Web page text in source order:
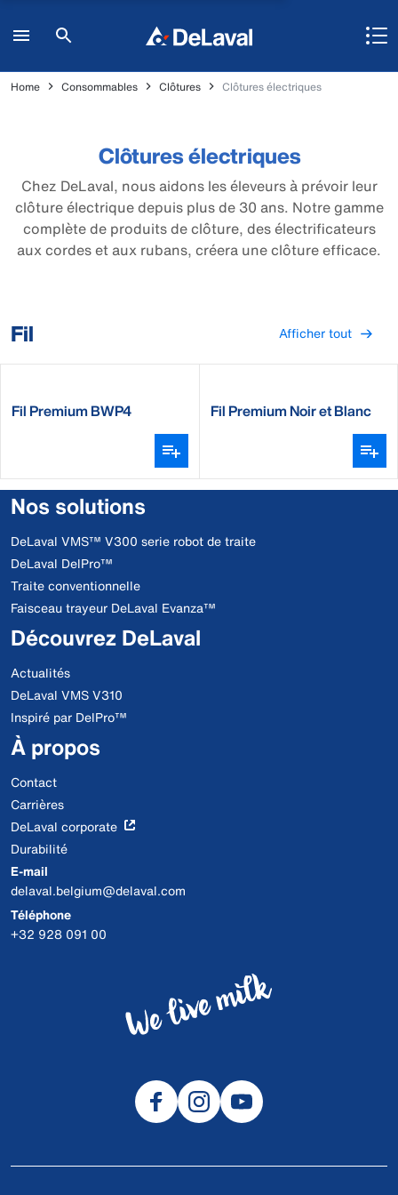
Home Consommables Clôtures Clôtures électriques
Clôtures électriques
Chez DeLaval, nous aidons les éleveurs à prévoir leur
clôture électrique depuis plus de 30 ans. Notre gamme
complète de produits de clôture, des électrificateurs
aux cordes et aux rubans, créera une clôture efficace.
Fil Afficher tout
Fil Premium BWP4 Fil Premium Noir et Blanc
Nos solutions
DeLaval VMS™ V300 serie robot de traite
DeLaval DelPro™
Traite conventionnelle
Faisceau trayeur DeLaval Evanza™
Découvrez DeLaval
Actualités
DeLaval VMS V310
Inspiré par DelPro™
À propos
Contact
Carrières
DeLaval corporate
Durabilité
E-mail
delaval.belgium@delaval.com
Téléphone
+32 928 091 00